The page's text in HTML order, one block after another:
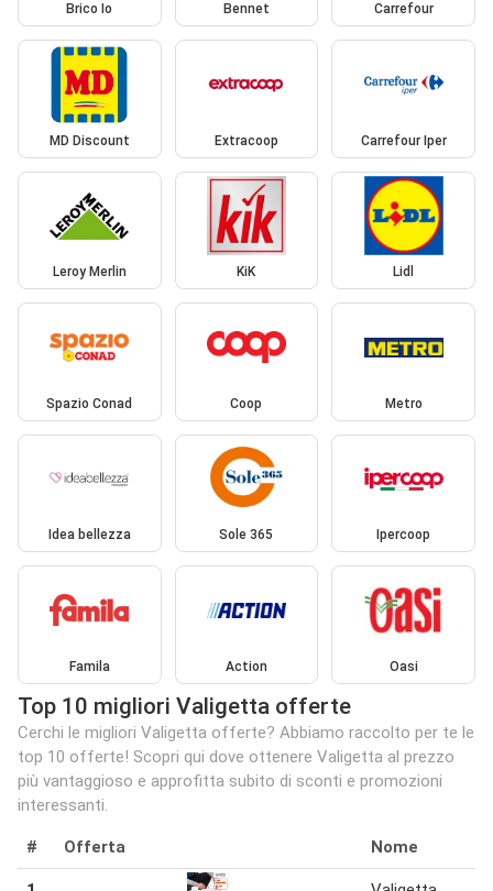
Brico Io Bennet Carrefour
MD Discount Extracoop Carrefour Iper
Leroy Merlin KiK Lidl
Spazio Conad Coop Metro
Idea bellezza Sole 365 Ipercoop
Famila Action Oasi
Top 10 migliori Valigetta offerte
Cerchi le migliori Valigetta offerte? Abbiamo raccolto per te le
top 10 offerte! Scopri qui dove ottenere Valigetta al prezzo
più vantaggioso e approfitta subito di sconti e promozioni
interessanti.
# Offerta Nome